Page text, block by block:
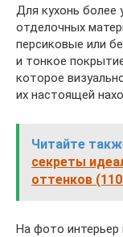
Для кухонь более
отделочных
персиковые или
и тонкое
которое
их настоящей
Читайте
секреты
оттенков
На фото интерьер